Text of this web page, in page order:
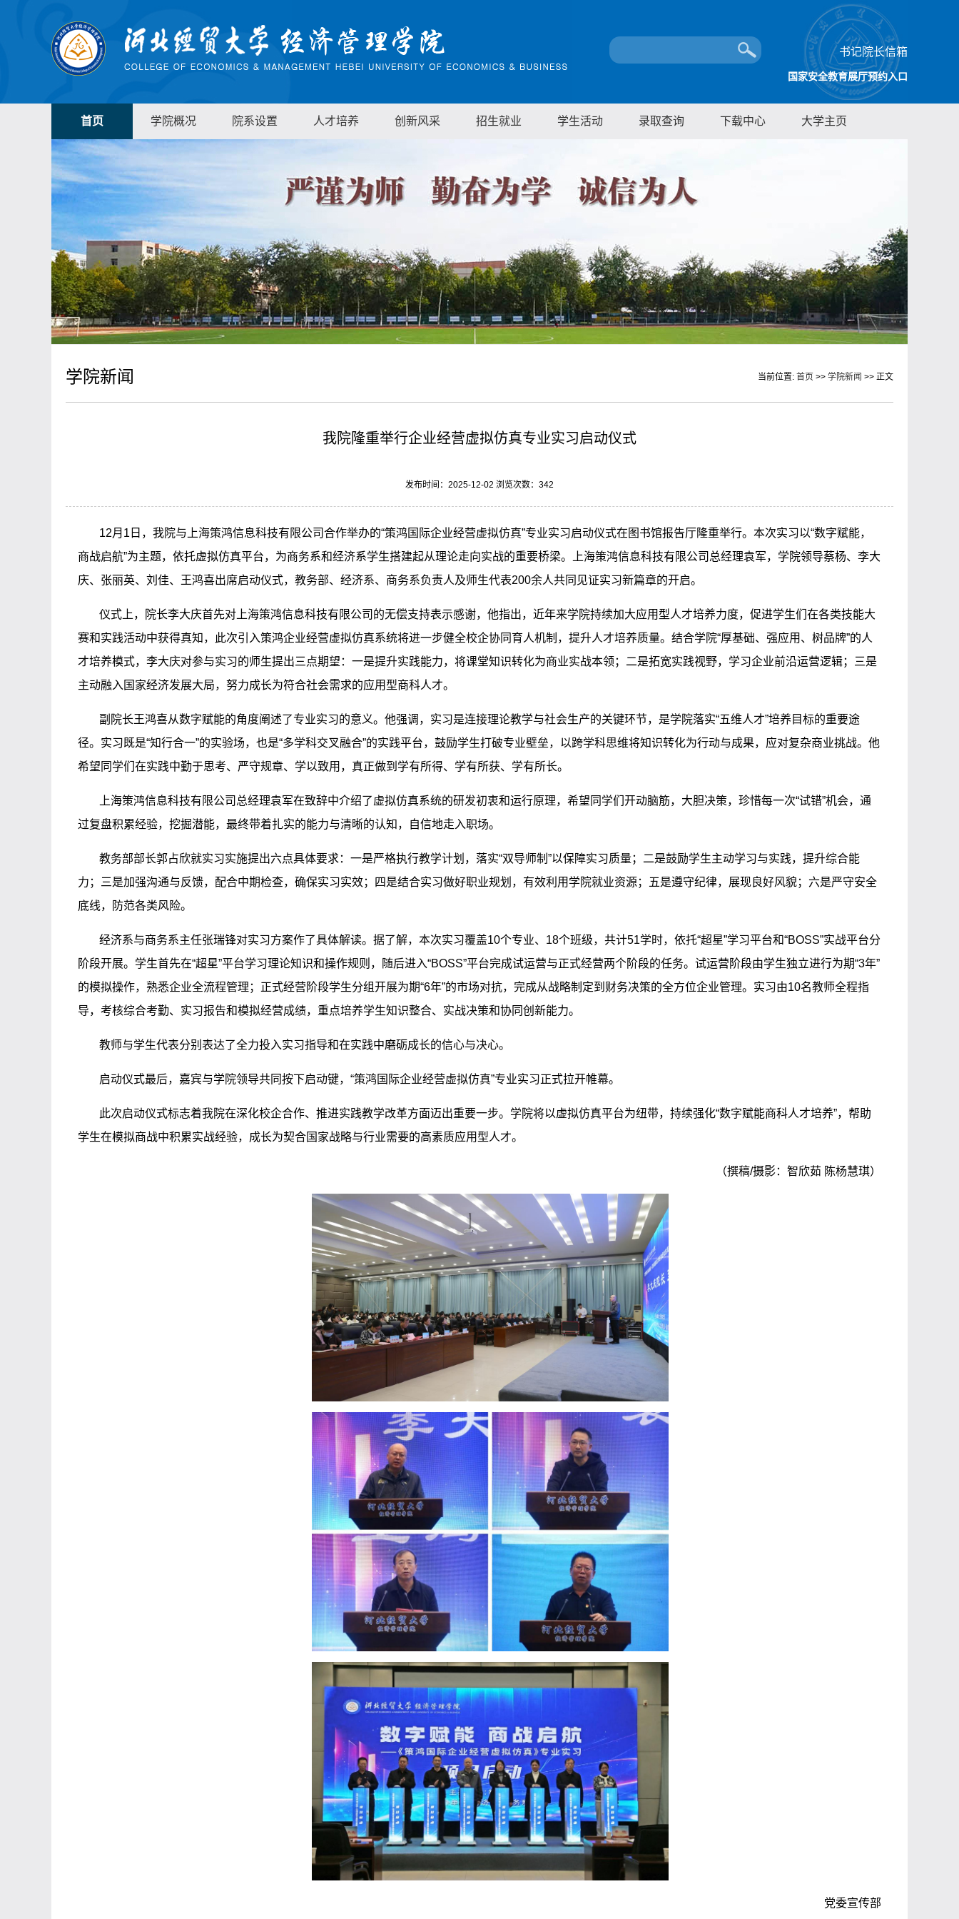
书记院长信箱
国家安全教育展厅预约入口
首页 学院概况 院系设置 人才培养 创新风采 招生就业 学生活动 录取查询 下载中心 大学主页
学院新闻 当前位置: 首页 >> 学院新闻 >> 正文
我院隆重举行企业经营虚拟仿真专业实习启动仪式
发布时间：2025-12-02 浏览次数： 342
12月1日，我院与上海策鸿信息科技有限公司合作举办的“策鸿国际企业经营虚拟仿真”专业实习启动仪式在图书馆报告厅隆重举行。本次实习以“数字赋能，
商战启航”为主题，依托虚拟仿真平台，为商务系和经济系学生搭建起从理论走向实战的重要桥梁。上海策鸿信息科技有限公司总经理袁军，学院领导蔡杨、李大
庆、张丽英、刘佳、王鸿喜出席启动仪式，教务部、经济系、商务系负责人及师生代表200余人共同见证实习新篇章的开启。
仪式上，院长李大庆首先对上海策鸿信息科技有限公司的无偿支持表示感谢，他指出，近年来学院持续加大应用型人才培养力度，促进学生们在各类技能大
赛和实践活动中获得真知，此次引入策鸿企业经营虚拟仿真系统将进一步健全校企协同育人机制，提升人才培养质量。结合学院“厚基础、强应用、树品牌”的人
才培养模式，李大庆对参与实习的师生提出三点期望：一是提升实践能力，将课堂知识转化为商业实战本领；二是拓宽实践视野，学习企业前沿运营逻辑；三是
主动融入国家经济发展大局，努力成长为符合社会需求的应用型商科人才。
副院长王鸿喜从数字赋能的角度阐述了专业实习的意义。他强调，实习是连接理论教学与社会生产的关键环节，是学院落实“五维人才”培养目标的重要途
径。实习既是“知行合一”的实验场，也是“多学科交叉融合”的实践平台，鼓励学生打破专业壁垒，以跨学科思维将知识转化为行动与成果，应对复杂商业挑战。他
希望同学们在实践中勤于思考、严守规章、学以致用，真正做到学有所得、学有所获、学有所长。
上海策鸿信息科技有限公司总经理袁军在致辞中介绍了虚拟仿真系统的研发初衷和运行原理，希望同学们开动脑筋，大胆决策，珍惜每一次“试错”机会，通
过复盘积累经验，挖掘潜能，最终带着扎实的能力与清晰的认知，自信地走入职场。
教务部部长郭占欣就实习实施提出六点具体要求：一是严格执行教学计划，落实“双导师制”以保障实习质量；二是鼓励学生主动学习与实践，提升综合能
力；三是加强沟通与反馈，配合中期检查，确保实习实效；四是结合实习做好职业规划，有效利用学院就业资源；五是遵守纪律，展现良好风貌；六是严守安全
底线，防范各类风险。
经济系与商务系主任张瑞锋对实习方案作了具体解读。据了解，本次实习覆盖10个专业、18个班级，共计51学时，依托“超星”学习平台和“BOSS”实战平台分
阶段开展。学生首先在“超星”平台学习理论知识和操作规则，随后进入“BOSS”平台完成试运营与正式经营两个阶段的任务。试运营阶段由学生独立进行为期“3年”
的模拟操作，熟悉企业全流程管理；正式经营阶段学生分组开展为期“6年”的市场对抗，完成从战略制定到财务决策的全方位企业管理。实习由10名教师全程指
导，考核综合考勤、实习报告和模拟经营成绩，重点培养学生知识整合、实战决策和协同创新能力。
教师与学生代表分别表达了全力投入实习指导和在实践中磨砺成长的信心与决心。
启动仪式最后，嘉宾与学院领导共同按下启动键，“策鸿国际企业经营虚拟仿真”专业实习正式拉开帷幕。
此次启动仪式标志着我院在深化校企合作、推进实践教学改革方面迈出重要一步。学院将以虚拟仿真平台为纽带，持续强化“数字赋能商科人才培养”，帮助
学生在模拟商战中积累实战经验，成长为契合国家战略与行业需要的高素质应用型人才。
（撰稿/摄影：智欣茹 陈杨慧琪）
党委宣传部